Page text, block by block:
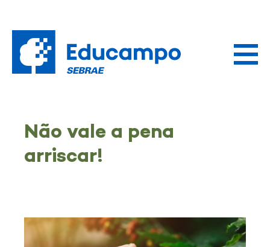
Não vale a pena
arriscar!